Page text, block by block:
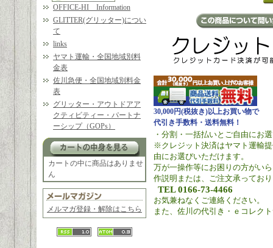
OFFICE-HI Information
GLITTER(グリッター)につい
て
links
ヤマト運輸・全国地域別料
金表
佐川急便・全国地域別料金
表
グリッター・アウトドアア
クティビティー・パートナ
ーシップ（GOPs）
カートの中に商品はありませ
ん
メルマガ登録・解除はこちら
30,000円(税抜き)以上お買い物で
代引き手数料・送料無料！
・分割・一括払いとご自由にお
※クレジット決済はヤマト運輸
由にお選びいただけます。
万が一操作等にお困りの方がい
作説明または、ご注文承ってお
TEL 0166-73-4466
お気兼ねなくご連絡ください。
また、佐川の代引き・ｅコレク